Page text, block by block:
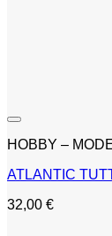
HOBBY –
ATLANTIC
32,00 €